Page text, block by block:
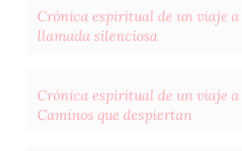
Crónica espiritual de un viaje a
llamada silenciosa
Crónica espiritual de un viaje a
Caminos que despiertan